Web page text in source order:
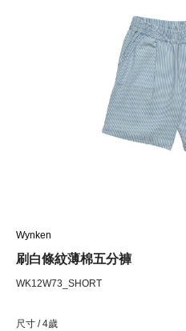
Wynken
刷白條紋薄棉五分褲
WK12W73_SHORT
尺寸 /4歲